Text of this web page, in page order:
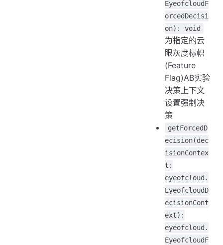
EyeofcloudF
orcedDecisi
on): void
为指定的云
眼灰度标帜
(Feature
Flag)AB实验
决策上下文
设置强制决
策
getForcedD
ecision(dec
isionContex
t:
eyeofcloud.
EyeofcloudD
ecisionCont
ext):
eyeofcloud.
EyeofcloudF